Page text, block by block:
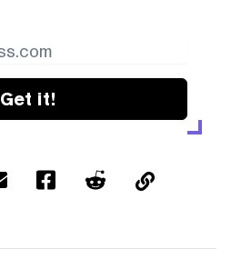
Get it!